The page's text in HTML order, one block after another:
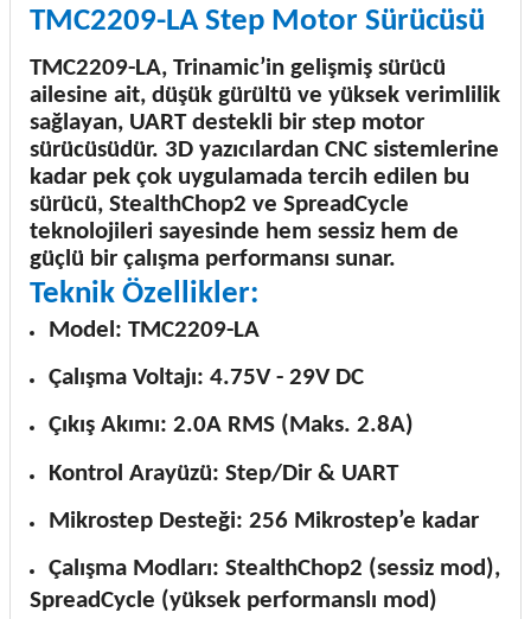
TMC2209-LA Step Motor Sürücüsü
TMC2209-LA, Trinamic’in gelişmiş sürücü
ailesine ait, düşük gürültü ve yüksek verimlilik
sağlayan, UART destekli bir step motor
sürücüsüdür. 3D yazıcılardan CNC sistemlerine
kadar pek çok uygulamada tercih edilen bu
sürücü, StealthChop2 ve SpreadCycle
teknolojileri sayesinde hem sessiz hem de
güçlü bir çalışma performansı sunar.
Teknik Özellikler:
Model: TMC2209-LA
Çalışma Voltajı: 4.75V - 29V DC
Çıkış Akımı: 2.0A RMS (Maks. 2.8A)
Kontrol Arayüzü: Step/Dir & UART
Mikrostep Desteği: 256 Mikrostep’e kadar
Çalışma Modları: StealthChop2 (sessiz mod),
SpreadCycle (yüksek performanslı mod)